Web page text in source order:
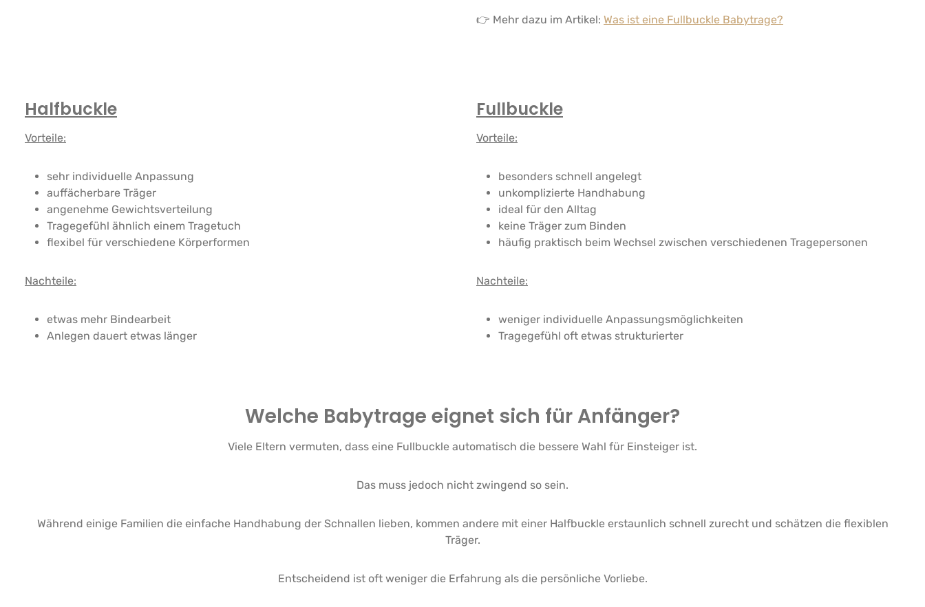
👉 Mehr dazu im Artikel: Was ist eine Fullbuckle Babytrage?
Halfbuckle
Vorteile:
sehr individuelle Anpassung
auffächerbare Träger
angenehme Gewichtsverteilung
Tragegefühl ähnlich einem Tragetuch
flexibel für verschiedene Körperformen
Nachteile:
etwas mehr Bindearbeit
Anlegen dauert etwas länger
Fullbuckle
Vorteile:
besonders schnell angelegt
unkomplizierte Handhabung
ideal für den Alltag
keine Träger zum Binden
häufig praktisch beim Wechsel zwischen verschiedenen Tragepersonen
Nachteile:
weniger individuelle Anpassungsmöglichkeiten
Tragegefühl oft etwas strukturierter
Welche Babytrage eignet sich für Anfänger?
Viele Eltern vermuten, dass eine Fullbuckle automatisch die bessere Wahl für Einsteiger ist.
Das muss jedoch nicht zwingend so sein.
Während einige Familien die einfache Handhabung der Schnallen lieben, kommen andere mit einer Halfbuckle erstaunlich schnell zurecht und schätzen die flexiblen
Träger.
Entscheidend ist oft weniger die Erfahrung als die persönliche Vorliebe.